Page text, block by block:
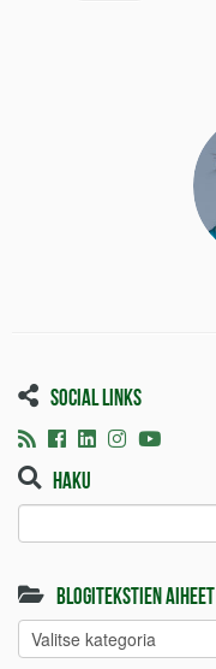
Social links
Haku
Blogitekstien aiheet
Blogitekstien
aiheet